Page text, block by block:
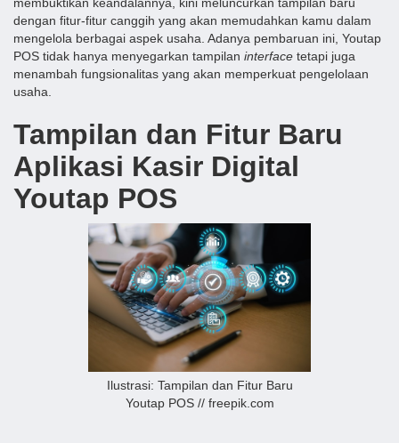
dengan fitur-fitur canggih yang akan memudahkan kamu dalam
mengelola berbagai aspek usaha. Adanya pembaruan ini, Youtap
POS tidak hanya menyegarkan tampilan interface tetapi juga
menambah fungsionalitas yang akan memperkuat pengelolaan
usaha.
Tampilan dan Fitur Baru
Aplikasi Kasir Digital
Youtap POS
Ilustrasi: Tampilan dan Fitur Baru
Youtap POS // freepik.com